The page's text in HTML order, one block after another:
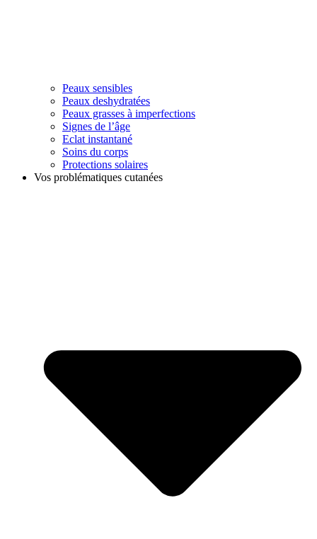
Peaux sensibles
Peaux deshydratées
Peaux grasses à imperfections
Signes de l’âge
Eclat instantané
Soins du corps
Protections solaires
Vos problématiques cutanées